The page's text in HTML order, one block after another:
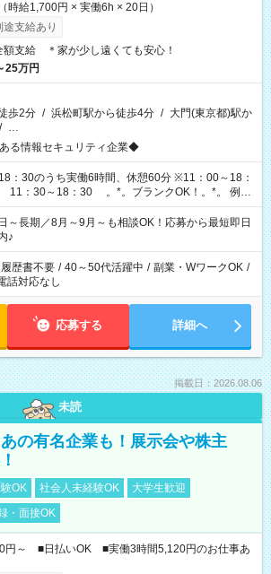
時給1,700円 × 実働6h × 20日）
支給あり
支給 ＊家が少し遠くても安心！
25万円
歩2分 / 浜松町駅から徒歩4分 / 大門(東京都)駅か
/ …
る情報セキュリティ企業◆
：30のうち実働6時間、休憩60分 ※11：00～18：
：30 。*。ブランクOK！。*。 例え
宅/財団法人/事務/コールセンター/受付/販売/カフェ
ーツ販売/ホテルフロント/化粧品販売/など 様々な
して活躍されています♪
～長期／8月～9月～も相談OK！応募から最短即日
♪
履歴書不要 / 40～50代活躍中 / 副業・WワークOK /
話対応なし
応募する 詳細へ
掲載日：2026.08.06
未読
の有名企業も！展示会や株主
OK 社会人未経験OK
大学生歓迎
・面接OK
円～ ■日払いOK ■実働3時間5,120円のお仕事あ